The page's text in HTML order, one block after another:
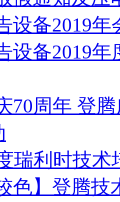
设备2019
设备2019
70周年 登
瑞利时技
色】登腾